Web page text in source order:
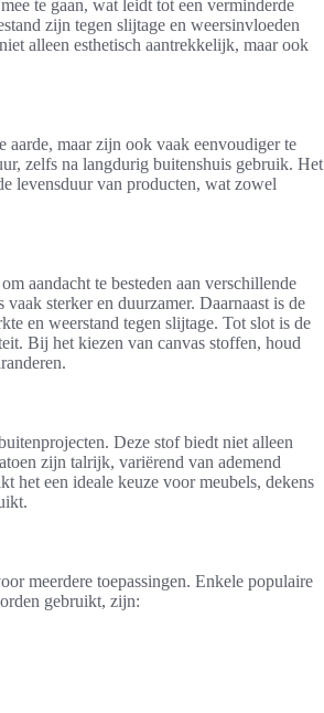
te gaan, wat leidt tot een verminderde
zijn tegen slijtage en weersinvloeden
alleen esthetisch aantrekkelijk, maar ook
aarde, maar zijn ook vaak eenvoudiger te
zelfs na langdurig buitenshuis gebruik. Het
levensduur van producten, wat zowel
aandacht te besteden aan verschillende
sterker en duurzamer. Daarnaast is de
en weerstand tegen slijtage. Tot slot is de
Bij het kiezen van canvas stoffen, houd
Deze stof biedt niet alleen
zijn talrijk, variërend van ademend
het een ideale keuze voor meubels, dekens
meerdere toepassingen. Enkele populaire
gebruikt, zijn: